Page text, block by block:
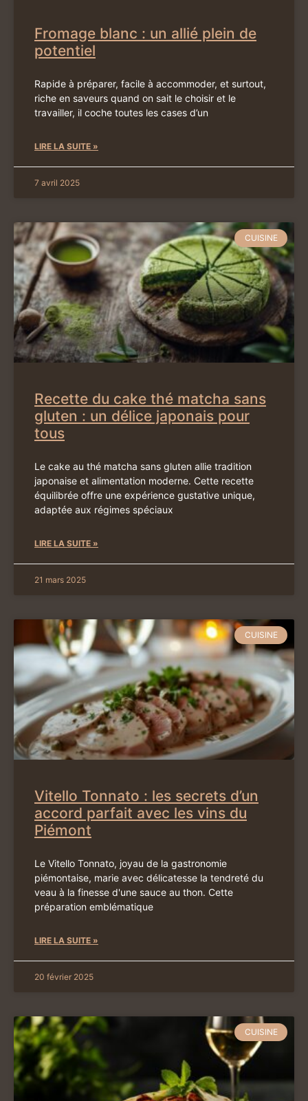
Fromage blanc : un allié plein de
potentiel
Rapide à préparer, facile à accommoder, et surtout,
riche en saveurs quand on sait le choisir et le
travailler, il coche toutes les cases d’un
LIRE LA SUITE »
7 avril 2025
CUISINE
Recette du cake thé matcha sans
gluten : un délice japonais pour
tous
Le cake au thé matcha sans gluten allie tradition
japonaise et alimentation moderne. Cette recette
équilibrée offre une expérience gustative unique,
adaptée aux régimes spéciaux
LIRE LA SUITE »
21 mars 2025
CUISINE
Vitello Tonnato : les secrets d’un
accord parfait avec les vins du
Piémont
Le Vitello Tonnato, joyau de la gastronomie
piémontaise, marie avec délicatesse la tendreté du
veau à la finesse d'une sauce au thon. Cette
préparation emblématique
LIRE LA SUITE »
20 février 2025
CUISINE